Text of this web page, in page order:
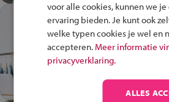
In de winkel
plek!
Ontdek via het
op de
anders is!
voor alle cookies, kunnen we je
ervaring bieden. Je kunt ook
welke typen cookies je wel en
accepteren. Meer informatie
privacyverklaring.
ALLES